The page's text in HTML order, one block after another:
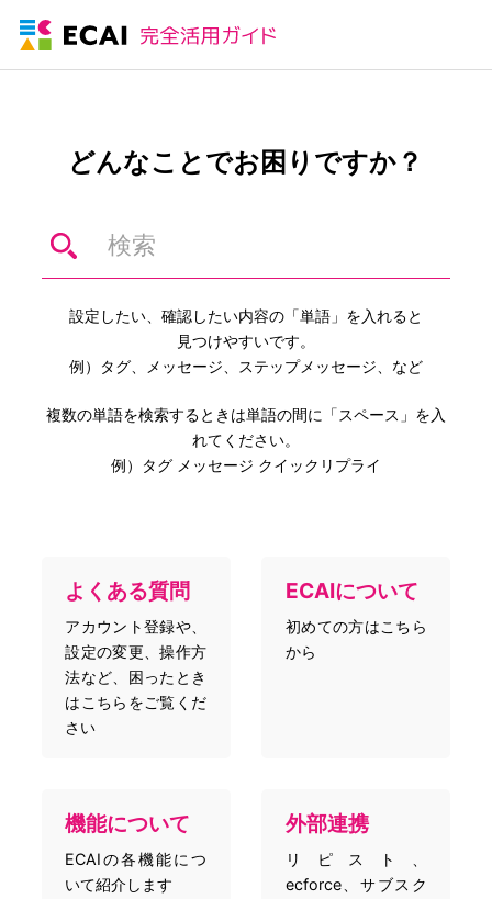
どんなことでお困りですか？
設定したい、確認したい内容の「単語」を入れると
見つけやすいです。
例）タグ、メッセージ、ステップメッセージ、など
複数の単語を検索するときは単語の間に「スペース」を入
れてください。
例）タグ メッセージ クイックリプライ
よくある質問
アカウント登録や、
設定の変更、操作方
法など、困ったとき
はこちらをご覧くだ
さい
ECAIについて
初めての方はこちら
から
機能について
ECAIの各機能につ
いて紹介します
外部連携
リピスト、
ecforce、サブスク